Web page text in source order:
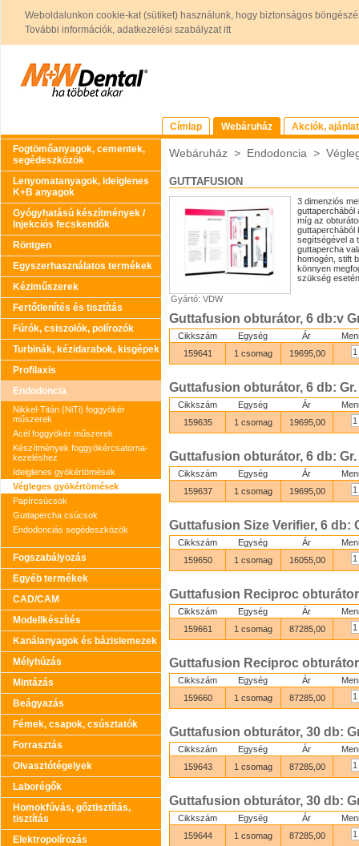
Weboldalunkon cookie-kat (sütiket) használunk, hogy biztonságos
További információk, adatkezelési szabályzat itt
Címlap Webáruház
Akciók,
Fogtömőanyagok, cementek,
segédeszközök
Lenyomatanyagok, ideiglenes
K+B anyagok
Gyógyhatású készítmények /
Injekciós fecskendők
Röntgen
Egyszerhasználatos termékek
Kéziműszerek
Fertőtlenítés és tisztítás
Fúrók, csiszolók, polírozók
Turbinák, kézidarabok, kisgépek
Profilaxis
Endodoncia
Nikkel-Titán (NiTi) foggyökér
műszerek
Acél foggyökér műszerek
Készítmények foggyökércsatorna-
kezeléshez
Ideiglenes gyökértömések
Végleges gyökértömések
Papírcsúcsok
Guttapercha csúcsok
Endodonciás segédeszközök
Fogszabályozás
Egyéb termékek
CAD/CAM
Modellkészítés
Kanálanyagok és bázislemezek
Mélyhúzás
Mintázás
Beágyazás
Fémek, csapok, csúsztatók
Forrasztás
Olvasztótégelyek
Laborégők
Homokfúvás, gőztisztítás,
tisztítás
Elektropolírozás
Webáruház > Endodoncia >
GUTTAFUSION
Gyártó: VDW
3 dimenziós
guttaperchából
míg az
guttaperchából
segítségével a
guttapercha
homogén, stift
könnyen
szükség
Guttafusion obturátor, 6 db:v
Cikkszám Egység Ár
159641
1 csomag 19695,00
Guttafusion obturátor, 6 db: Gr.
Cikkszám Egység Ár
159635
1 csomag 19695,00
Guttafusion obturátor, 6 db: Gr.
Cikkszám Egység Ár
159637
1 csomag 19695,00
Guttafusion Size Verifier, 6 db:
Cikkszám Egység Ár
159650
1 csomag 16055,00
Guttafusion Reciproc
Cikkszám Egység Ár
159661
1 csomag 87285,00
Guttafusion Reciproc
Cikkszám Egység Ár
159660
1 csomag 87285,00
Guttafusion obturátor, 30 db:
Cikkszám Egység Ár
159643
1 csomag 87285,00
Guttafusion obturátor, 30 db:
Cikkszám Egység Ár
159644
1 csomag 87285,00